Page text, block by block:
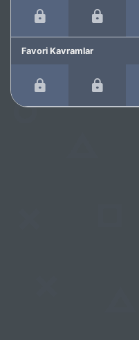
Favori Kavramlar